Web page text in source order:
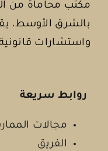
مكتب محاماة من
بالشرق الأوسط،
واستشارات
روابط سريعة
مجالات
الفريق